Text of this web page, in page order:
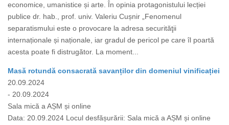
economice, umanistice și arte. În opinia protagonistului lecției
publice dr. hab., prof. univ. Valeriu Cușnir „Fenomenul
separatismului este o provocare la adresa securităţii
internaționale și naționale, iar gradul de pericol pe care îl poartă
acesta poate fi distrugător. La moment...
Masă rotundă consacrată savanților din domeniul vinificației
20.09.2024
- 20.09.2024
Sala mică a AȘM și online
Data: 20.09.2024 Locul desfășurării: Sala mică a AȘM și online